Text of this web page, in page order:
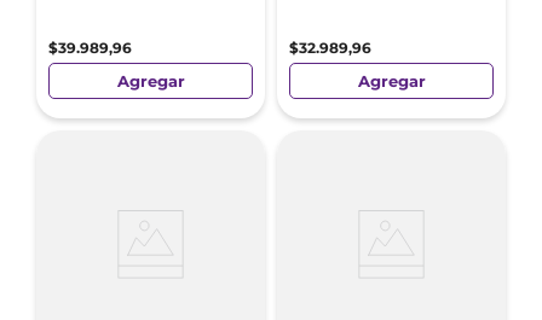
$39.989,96
Agregar
$32.989,96
Agregar